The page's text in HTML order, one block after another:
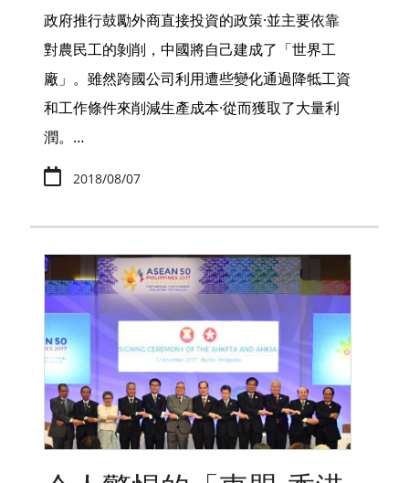
政府推行鼓勵外商直接投資的政策·並主要依靠
對農民工的剝削，中國將自己建成了「世界工
廠」。雖然跨國公司利用遭些變化通過降牴工資
和工作條件來削減生產成本·從而獲取了大量利
潤。…
2018/08/07